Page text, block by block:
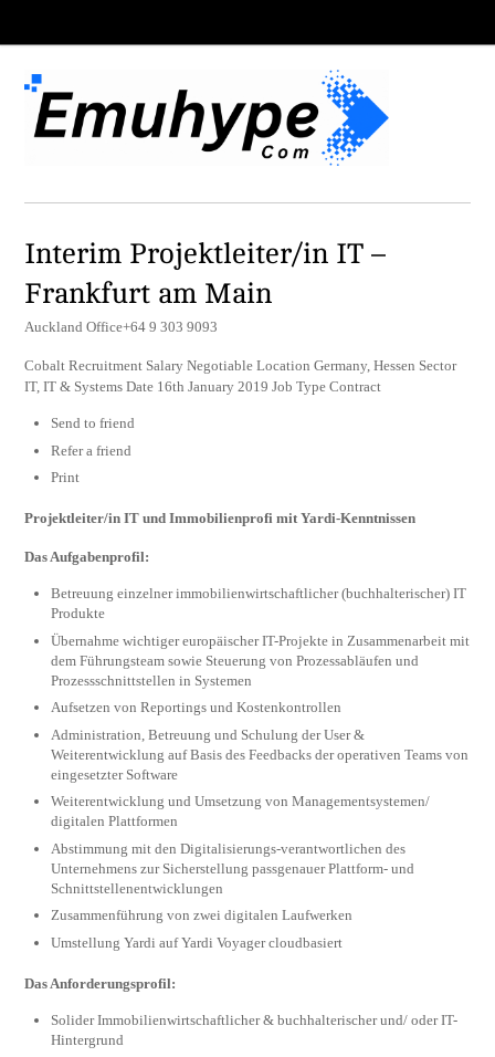
Interim Projektleiter/in IT –
Frankfurt am Main
Auckland Office+64 9 303 9093
Cobalt Recruitment Salary Negotiable Location Germany, Hessen Sector
IT, IT & Systems Date 16th January 2019 Job Type Contract
Send to friend
Refer a friend
Print
Projektleiter/in IT und Immobilienprofi mit Yardi-Kenntnissen
Das Aufgabenprofil:
Betreuung einzelner immobilienwirtschaftlicher (buchhalterischer) IT
Produkte
Übernahme wichtiger europäischer IT-Projekte in Zusammenarbeit mit
dem Führungsteam sowie Steuerung von Prozessabläufen und
Prozessschnittstellen in Systemen
Aufsetzen von Reportings und Kostenkontrollen
Administration, Betreuung und Schulung der User &
Weiterentwicklung auf Basis des Feedbacks der operativen Teams von
eingesetzter Software
Weiterentwicklung und Umsetzung von Managementsystemen/
digitalen Plattformen
Abstimmung mit den Digitalisierungs-verantwortlichen des
Unternehmens zur Sicherstellung passgenauer Plattform- und
Schnittstellenentwicklungen
Zusammenführung von zwei digitalen Laufwerken
Umstellung Yardi auf Yardi Voyager cloudbasiert
Das Anforderungsprofil:
Solider Immobilienwirtschaftlicher & buchhalterischer und/ oder IT-
Hintergrund